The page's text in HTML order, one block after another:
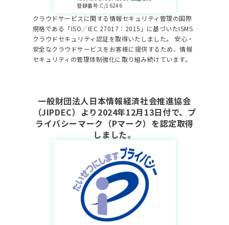
登録番号:C/16246
クラウドサービスに関する情報セキュリティ管理の国際
規格である「ISO／IEC 27017：2015」に基づいたISMS
クラウドセキュリティ認証を取得いたしました。 安心・
安全なクラウドサービスをお客様に提供するため、情報
セキュリティの管理体制強化に取り組み続けています。
一般財団法人日本情報経済社会推進協会
（JIPDEC）より2024年12月13日付で、プ
ライバシーマーク（Pマーク）を認定取得
しました。